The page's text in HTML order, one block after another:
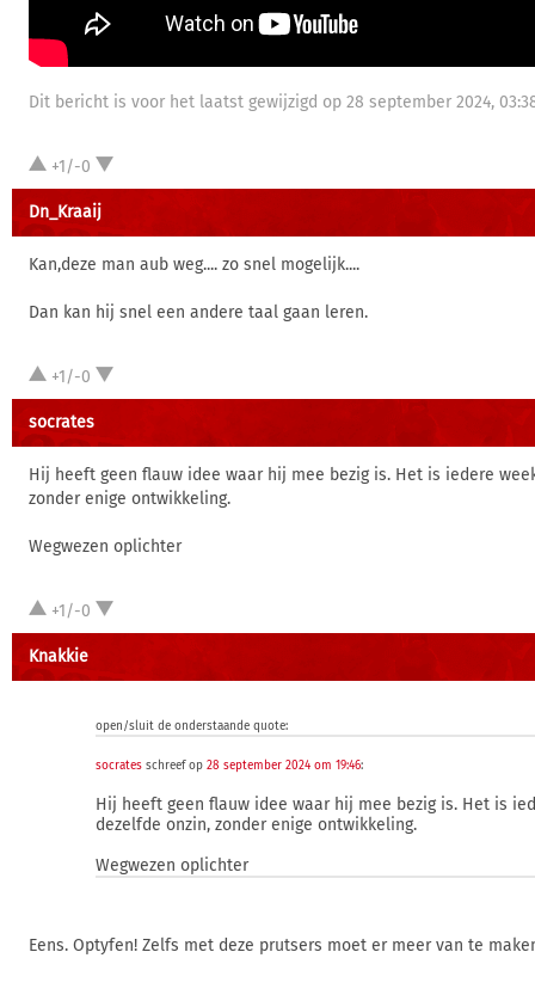
Dit bericht is voor het laatst gewijzigd op 28 september 2024,
+1/-0
Dn_Kraaij
Kan,deze man aub weg.... zo snel mogelijk....
Dan kan hij snel een andere taal gaan leren.
+1/-0
socrates
Hij heeft geen flauw idee waar hij mee bezig is. Het is iedere
zonder enige ontwikkeling.
Wegwezen oplichter
+1/-0
Knakkie
open/sluit de onderstaande quote:
socrates schreef op 28 september 2024 om 19:46:
Hij heeft geen flauw idee waar hij mee bezig is. Het is
dezelfde onzin, zonder enige ontwikkeling.
Wegwezen oplichter
Eens. Optyfen! Zelfs met deze prutsers moet er meer van te